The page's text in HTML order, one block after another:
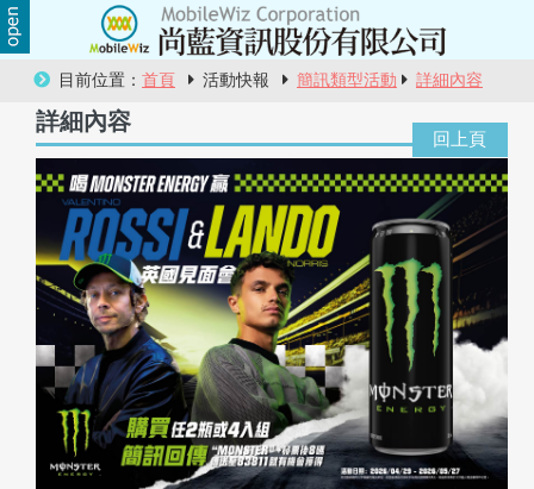
目前位置： 首頁 活動快報 簡訊類型活動 詳細內容
詳細內容